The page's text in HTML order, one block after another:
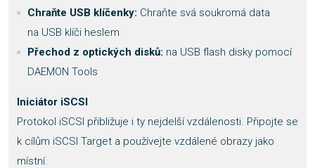
Chraňte USB klíčenky: Chraňte svá soukromá data
na USB klíči heslem
Přechod z optických disků: na USB flash disky pomocí
DAEMON Tools
Iniciátor iSCSI
Protokol iSCSI přibližuje i ty nejdelší vzdálenosti. Připojte se
k cílům iSCSI Target a používejte vzdálené obrazy jako
místní.